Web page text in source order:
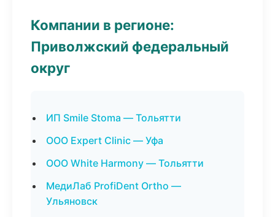
Компании в регионе:
Приволжский федеральный
округ
ИП Smile Stoma — Тольятти
ООО Expert Clinic — Уфа
ООО White Harmony — Тольятти
МедиЛаб ProfiDent Ortho —
Ульяновск